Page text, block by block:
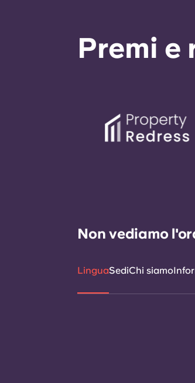
Premi e
Non vediamo
LinguaSediChi siamo